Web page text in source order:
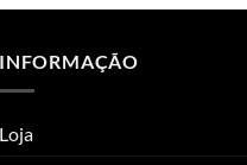
INFORMAÇÃO
Loja